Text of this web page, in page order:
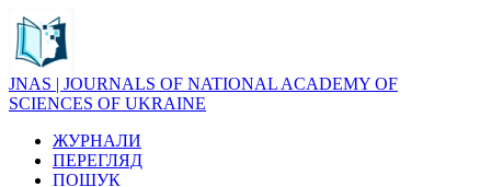
JNAS | JOURNALS OF NATIONAL ACADEMY OF
SCIENCES OF UKRAINE
ЖУРНАЛИ
ПЕРЕГЛЯД
ПОШУК